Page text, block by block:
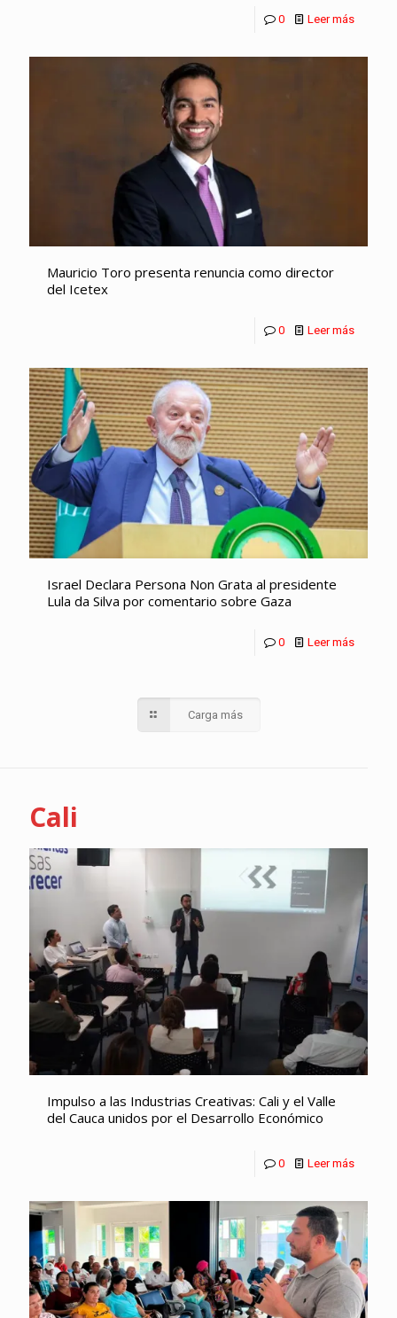
0 Leer más
Mauricio Toro presenta renuncia como director
del Icetex
0 Leer más
Israel Declara Persona Non Grata al presidente
Lula da Silva por comentario sobre Gaza
0 Leer más
Carga más
Cali
Impulso a las Industrias Creativas: Cali y el Valle
del Cauca unidos por el Desarrollo Económico
0 Leer más